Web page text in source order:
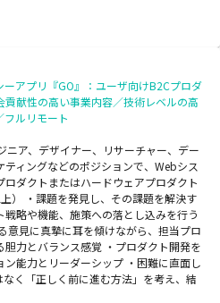
ーアプリ『GO』：ユーザ向けB2Cプロダ
献性の高い事業内容／技術レベルの高
フルリモート
ニア、デザイナー、リサーチャー、デー
ィングなどのポジションで、Webシス
ダクトまたはハードウェアプロダクト
） ・課題を発見し、その課題を解決す
略や機能、施策への落とし込みを行う
意見に真摯に耳を傾けながら、担当プロ
力とバランス感覚 ・プロダクト開発を
能力とリーダーシップ ・困難に直面し
く「正しく前に進む方法」を考え、結